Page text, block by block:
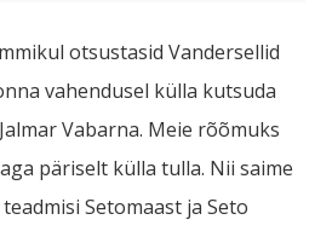
otsustasid Vandersellid
vahendusel külla kutsuda
Vabarna. Meie rõõmuks
päriselt külla tulla. Nii saime
Setomaast ja Seto